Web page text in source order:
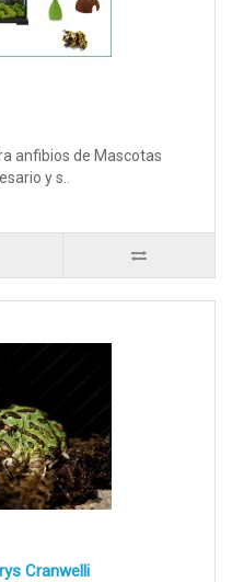
anfibios de Mascotas
y s..
Cranwelli